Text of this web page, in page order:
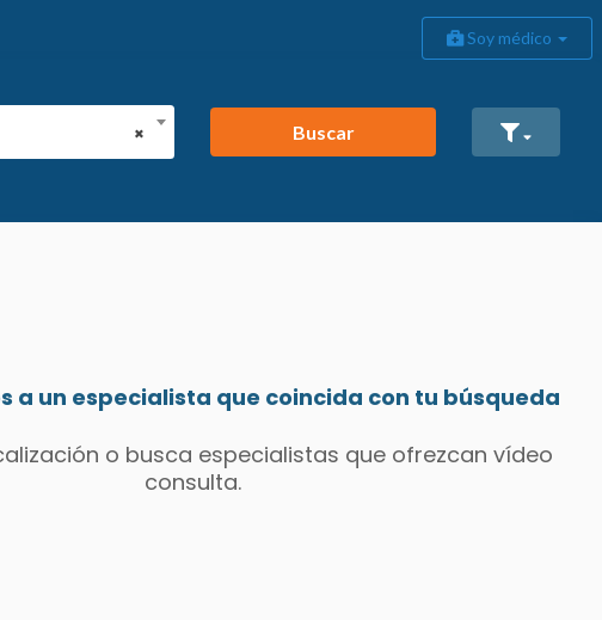
Soy médico
×
Buscar
a un especialista que coincida con tu búsqueda
o busca especialistas que ofrezcan vídeo
consulta.